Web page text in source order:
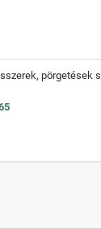
pörgetések